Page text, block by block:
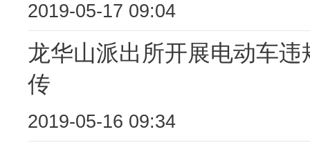
2019-05-17 09:04
龙华山派出所开展电动车
传
2019-05-16 09:34